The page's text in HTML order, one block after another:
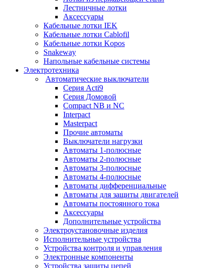
Лестничные лотки
Аксессуары
Кабельные лотки IEK
Кабельные лотки Cablofil
Кабельные лотки Kopos
Snakeway
Напольные кабельные системы
Электротехника
Автоматические выключатели
Серия Acti9
Серия Домовой
Compact NB и NC
Interpact
Masterpact
Прочие автоматы
Выключатели нагрузки
Автоматы 1-полюсные
Автоматы 2-полюсные
Автоматы 3-полюсные
Автоматы 4-полюсные
Автоматы дифференциальные
Автоматы для защиты двигателей
Автоматы постоянного тока
Аксессуары
Дополнительные устройства
Электроустановочные изделия
Исполнительные устройства
Устройства контроля и управления
Электронные компоненты
Устройства защиты цепей